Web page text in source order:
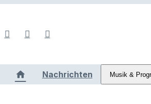
Nachrichten Musik &